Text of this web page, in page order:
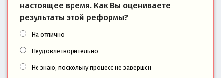
настоящее время. Как Вы оцениваете
результаты этой реформы?
На отлично
Неудовлетворительно
Не знаю, поскольку процесс не завершён